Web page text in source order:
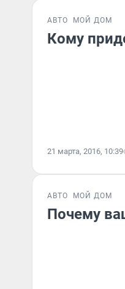
АВТО МОЙ ДОМ
Кому
21 марта, 2016, 10:39
АВТО МОЙ ДОМ
Почему